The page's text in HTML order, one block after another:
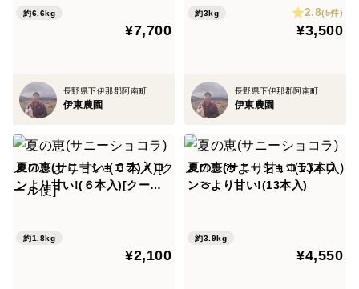
約6.6kg
¥7,700
長野県下伊那郡阿南町
伊東農園
約3kg 2.8(5件)
¥3,500
長野県下伊那郡阿南町
伊東農園
夏の恵(サニーショコラ)メロ
ンより甘い!(６本入)[クール
約1.8kg
¥2,100
夏の恵(サニーショコラ)メロ
ン🍈より甘い!(13本入)
約3.9kg
¥4,550